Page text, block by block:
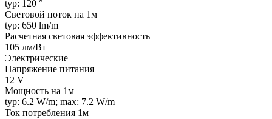
typ: 120 °
Световой поток на 1м
typ: 650 lm/m
Расчетная световая эффективность
105 лм/Вт
Электрические
Напряжение питания
12 V
Мощность на 1м
typ: 6.2 W/m; max: 7.2 W/m
Ток потребления 1м